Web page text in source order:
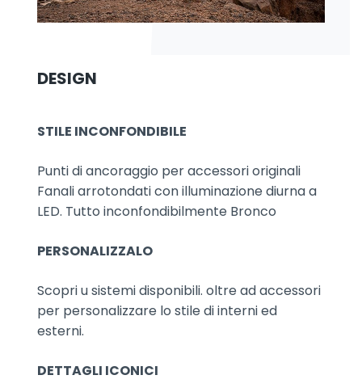
DESIGN
STILE INCONFONDIBILE
Punti di ancoraggio per accessori originali
Fanali arrotondati con illuminazione diurna a
LED. Tutto inconfondibilmente Bronco
PERSONALIZZALO
Scopri u sistemi disponibili. oltre ad accessori
per personalizzare lo stile di interni ed
esterni.
DETTAGLI ICONICI